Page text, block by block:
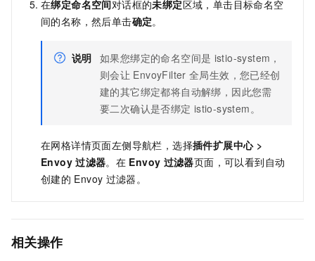
在绑定命名空间对话框的未绑定区域，单击目标命名空
间的名称，然后单击确定。
说明 如果您绑定的命名空间是 istio-system，
则会让 EnvoyFilter 全局生效，您已经创
建的其它绑定都将自动解绑，因此您需
要二次确认是否绑定 istio-system。
在网格详情页面左侧导航栏，选择插件扩展中心>
Envoy 过滤器。在 Envoy 过滤器页面，可以看到自动
创建的 Envoy 过滤器。
相关操作